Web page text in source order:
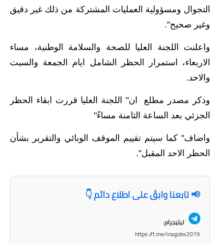
المرحلة الاعدادية
المرحلة الابتدائية
المرحلة الاعدادية
مرشحات
المرحلة الابتدائية
المرحلة الاعدادية
التجوال ومسؤولية العمليات المشتركة من ذلك غير دقيق
وغير صحيح".
واعلنت اللجنة العليا للصحة والسلامة الوطنية، مساء
الاربعاء، استمرار الحظر الشامل ايام الجمعة والسبت
والاحد.
وذكر مصدر مطلع ان" اللجنة العليا قررت ابقاء الحظر
الجزئي بعد الساعة الثامنة مساءً"
واضاف" كما سيتم تقييم الموقف الوبائي والتقرير بشأن
الحظر الاحد المقبل".
📢 تابعنا وابقَ على اطلاع دائم 👇
تيليجرام:
https://t.me/iraqjobs2019